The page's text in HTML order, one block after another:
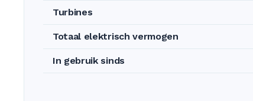
Turbines
Totaal elektrisch vermogen
In gebruik sinds